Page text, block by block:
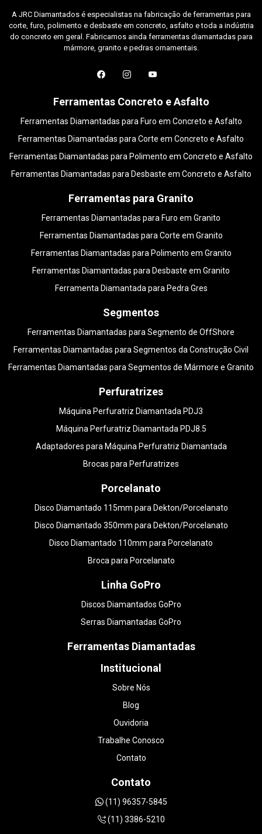
A JRC Diamantados é especialistas na fabricação de ferramentas para
corte, furo, polimento e desbaste em concreto, asfalto e toda a indústria
do concreto em geral. Fabricamos ainda ferramentas diamantadas para
mármore, granito e pedras ornamentais.
Ferramentas Concreto e Asfalto
Ferramentas Diamantadas para Furo em Concreto e Asfalto
Ferramentas Diamantadas para Corte em Concreto e Asfalto
Ferramentas Diamantadas para Polimento em Concreto e Asfalto
Ferramentas Diamantadas para Desbaste em Concreto e Asfalto
Ferramentas para Granito
Ferramentas Diamantadas para Furo em Granito
Ferramentas Diamantadas para Corte em Granito
Ferramentas Diamantadas para Polimento em Granito
Ferramentas Diamantadas para Desbaste em Granito
Ferramenta Diamantada para Pedra Gres
Segmentos
Ferramentas Diamantadas para Segmento de OffShore
Ferramentas Diamantadas para Segmentos da Construção Civil
Ferramentas Diamantadas para Segmentos de Mármore e Granito
Perfuratrizes
Máquina Perfuratriz Diamantada PDJ3
Máquina Perfuratriz Diamantada PDJ8.5
Adaptadores para Máquina Perfuratriz Diamantada
Brocas para Perfuratrizes
Porcelanato
Disco Diamantado 115mm para Dekton/Porcelanato
Disco Diamantado 350mm para Dekton/Porcelanato
Disco Diamantado 110mm para Porcelanato
Broca para Porcelanato
Linha GoPro
Discos Diamantados GoPro
Serras Diamantadas GoPro
Ferramentas Diamantadas
Institucional
Sobre Nós
Blog
Ouvidoria
Trabalhe Conosco
Contato
Contato
(11) 96357-5845
(11) 3386-5210